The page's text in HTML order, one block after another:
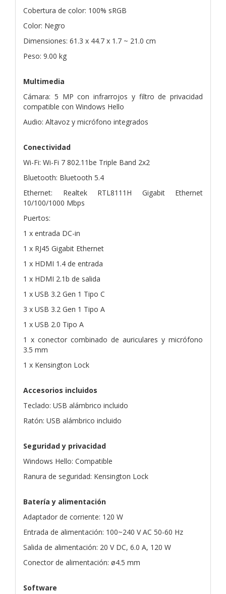
Cobertura de color: 100% sRGB
Color: Negro
Dimensiones: 61.3 x 44.7 x 1.7 ~ 21.0 cm
Peso: 9.00 kg
Multimedia
Cámara: 5 MP con infrarrojos y filtro de privacidad
compatible con Windows Hello
Audio: Altavoz y micrófono integrados
Conectividad
Wi-Fi: Wi-Fi 7 802.11be Triple Band 2x2
Bluetooth: Bluetooth 5.4
Ethernet: Realtek RTL8111H Gigabit Ethernet
10/100/1000 Mbps
Puertos:
1 x entrada DC-in
1 x RJ45 Gigabit Ethernet
1 x HDMI 1.4 de entrada
1 x HDMI 2.1b de salida
1 x USB 3.2 Gen 1 Tipo C
3 x USB 3.2 Gen 1 Tipo A
1 x USB 2.0 Tipo A
1 x conector combinado de auriculares y micrófono
3.5 mm
1 x Kensington Lock
Accesorios incluidos
Teclado: USB alámbrico incluido
Ratón: USB alámbrico incluido
Seguridad y privacidad
Windows Hello: Compatible
Ranura de seguridad: Kensington Lock
Batería y alimentación
Adaptador de corriente: 120 W
Entrada de alimentación: 100~240 V AC 50-60 Hz
Salida de alimentación: 20 V DC, 6.0 A, 120 W
Conector de alimentación: ø4.5 mm
Software